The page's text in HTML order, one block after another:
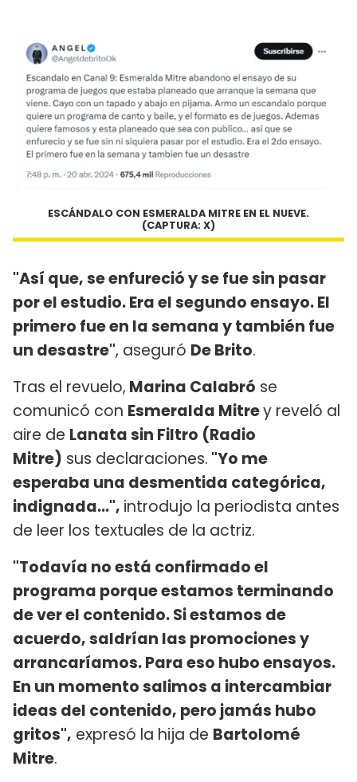
ESCÁNDALO CON ESMERALDA MITRE EN EL NUEVE.
(CAPTURA: X)
"Así que, se enfureció y se fue sin pasar
por el estudio. Era el segundo ensayo. El
primero fue en la semana y también fue
un desastre", aseguró De Brito.
Tras el revuelo, Marina Calabró se
comunicó con Esmeralda Mitrey reveló al
aire de Lanata sin Filtro (Radio
Mitre) sus declaraciones. "Yo me
esperaba una desmentida categórica,
indignada...", introdujo la periodista antes
de leer los textuales de la actriz.
"Todavía no está confirmado el
programa porque estamos terminando
de ver el contenido. Si estamos de
acuerdo, saldrían las promociones y
arrancaríamos. Para eso hubo ensayos.
En un momento salimos a intercambiar
ideas del contenido, pero jamás hubo
gritos", expresó la hija de Bartolomé
Mitre.